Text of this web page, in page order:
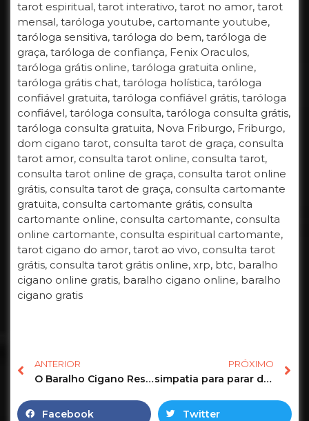
tarot espiritual, tarot interativo, tarot no amor, tarot
mensal, taróloga youtube, cartomante youtube,
taróloga sensitiva, taróloga do bem, taróloga de
graça, taróloga de confiança, Fenix Oraculos,
taróloga grátis online, taróloga gratuita online,
taróloga grátis chat, taróloga holística, taróloga
confiável gratuita, taróloga confiável grátis, taróloga
confiável, taróloga consulta, taróloga consulta grátis,
taróloga consulta gratuita, Nova Friburgo, Friburgo,
dom cigano tarot, consulta tarot de graça, consulta
tarot amor, consulta tarot online, consulta tarot,
consulta tarot online de graça, consulta tarot online
grátis, consulta tarot de graça, consulta cartomante
gratuita, consulta cartomante grátis, consulta
cartomante online, consulta cartomante, consulta
online cartomante, consulta espiritual cartomante,
tarot cigano do amor, tarot ao vivo, consulta tarot
grátis, consulta tarot grátis online, xrp, btc, baralho
cigano online gratis, baralho cigano online, baralho
cigano gratis
ANTERIOR
O Baralho Cigano Responde o Tarot Revela as Previsões para sua vida amorosa! #tarot #tarotgratis 5
PRÓXIMO
simpatia para parar de beber #simpatias #cachaça #sabedoria
Facebook Twitter